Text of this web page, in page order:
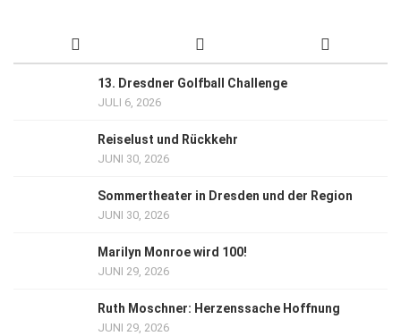
13. Dresdner Golfball Challenge
JULI 6, 2026
Reiselust und Rückkehr
JUNI 30, 2026
Sommertheater in Dresden und der Region
JUNI 30, 2026
Marilyn Monroe wird 100!
JUNI 29, 2026
Ruth Moschner: Herzenssache Hoffnung
JUNI 29, 2026